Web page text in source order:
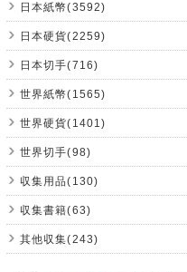
日本紙幣(3592)
日本硬貨(2259)
日本切手(716)
世界紙幣(1565)
世界硬貨(1401)
世界切手(98)
収集用品(130)
収集書籍(63)
其他収集(243)